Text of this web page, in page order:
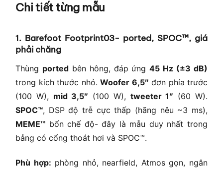
Chi tiết từng mẫu
1. Barefoot Footprint03- ported, SPOC™, giá
phải chăng
Thùng portedbên hông, đáp ứng45 Hz (±3 dB)
trong kích thước nhỏ. Woofer 6,5″ đơn phía trước
(100 W), mid 3,5″ (100 W), tweeter 1″ (60 W).
SPOC™, DSP độ trễ cực thấp (hãng nêu ~3 ms),
MEME™ bốn chế độ- đây là mẫu duy nhất trong
bảng có cổng thoát hơi và SPOC™.
Phù hợp: phòng nhỏ, nearfield, Atmos gọn, ngân